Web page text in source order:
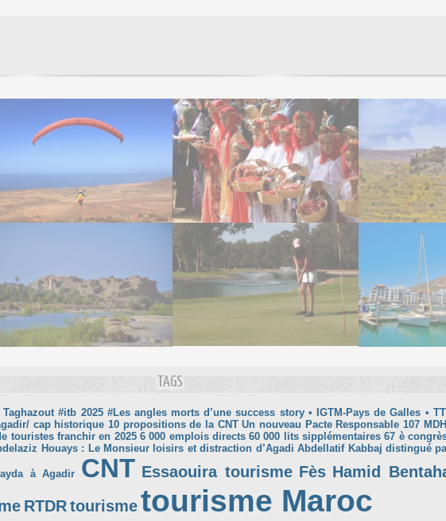
TAGS
#itb 2025 #Les angles morts d’une success story • IGTM-Pays de Galles •
cap historique 10 propositions de la CNT Un nouveau Pacte Responsable 107
touristes franchir en 2025 6 000 emplois directs 60 000 lits sipplémentaires 67 è
Houays : Le Monsieur loisirs et distraction d’Agadi Abdellatif Kabbaj distingué
à Agadir CNT Essaouira tourisme Fès Hamid
RTDRtourismetourisme Maroc